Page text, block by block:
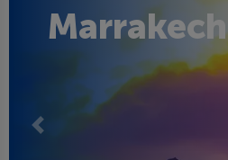
Marrakech
Previous